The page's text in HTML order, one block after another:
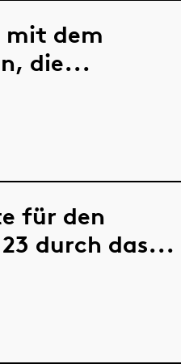
mit dem
die...
für den
durch das...